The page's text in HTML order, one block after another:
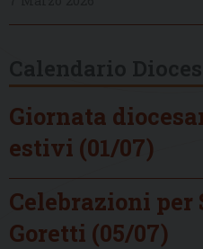
Giornata
estivi (01/07)
Celebrazioni per
Goretti (05/07)